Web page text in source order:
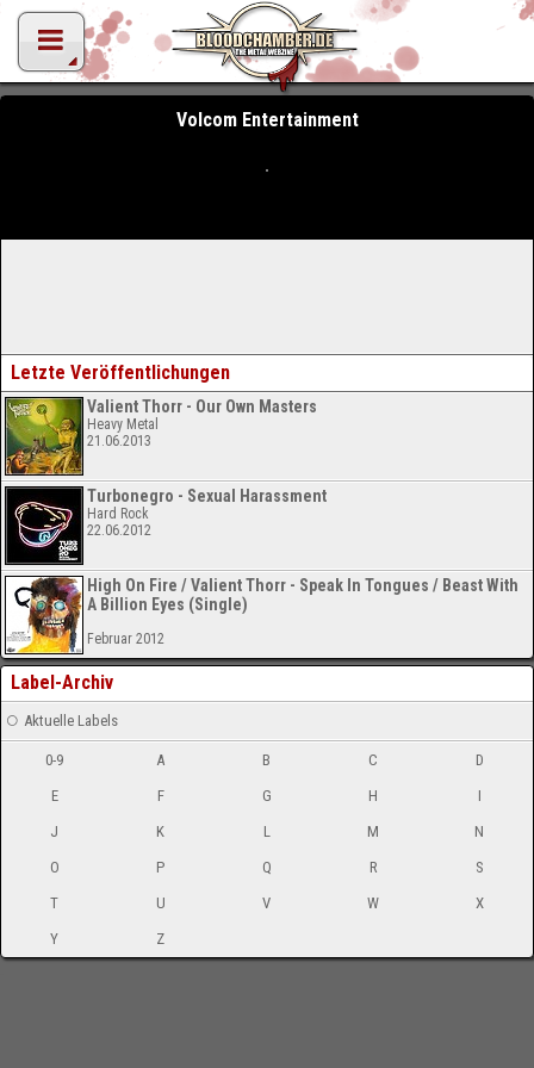
Volcom Entertainment
Letzte Veröffentlichungen
Valient Thorr - Our Own Masters
Heavy Metal
21.06.2013
Turbonegro - Sexual Harassment
Hard Rock
22.06.2012
High On Fire / Valient Thorr - Speak In Tongues / Beast With
A Billion Eyes (Single)
Februar 2012
Label-Archiv
Aktuelle Labels
0-9 A B C
D
E
F G H
I
J
K L M
N
O
P Q R
S
T
U V W
X
Y
Z